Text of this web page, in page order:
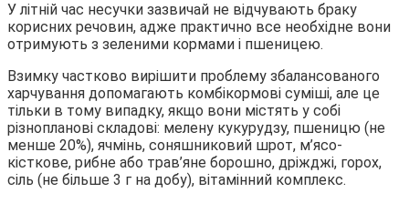
У літній час несучки зазвичай не відчувають браку
корисних речовин, адже практично все необхідне вони
отримують з зеленими кормами і пшеницею.
Взимку частково вирішити проблему збалансованого
харчування допомагають комбікормові суміші, але це
тільки в тому випадку, якщо вони містять у собі
різнопланові складові: мелену кукурудзу, пшеницю (не
менше 20%), ячмінь, соняшниковий шрот, м’ясо-
кісткове, рибне або трав’яне борошно, дріжджі, горох,
сіль (не більше 3 г на добу), вітамінний комплекс.